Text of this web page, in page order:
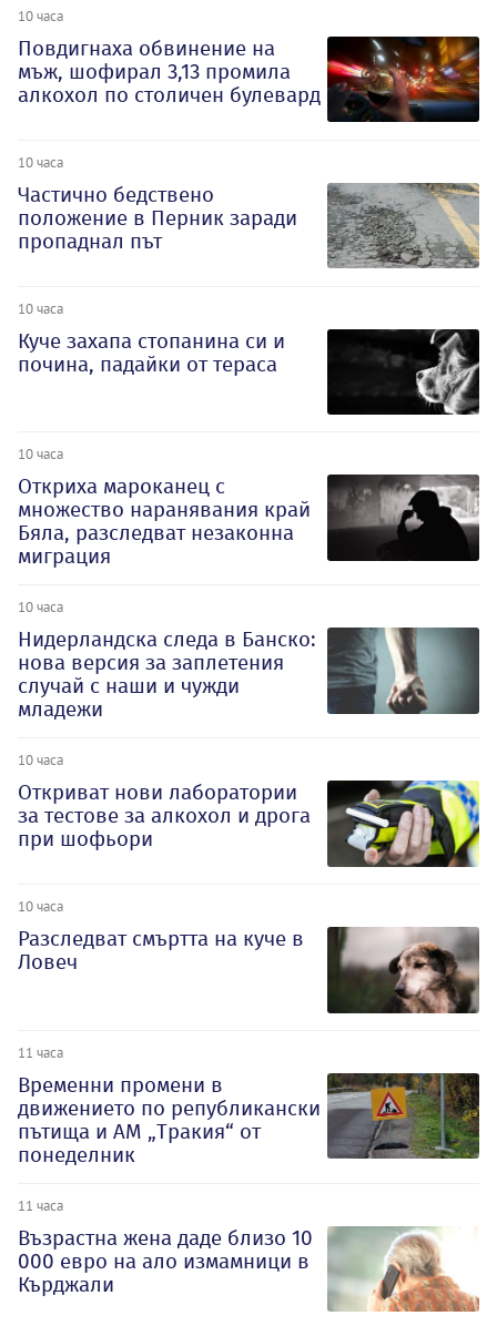
10 часа
Повдигнаха обвинение на
мъж, шофирал 3,13 промила
алкохол по столичен булевард
10 часа
Частично бедствено
положение в Перник заради
пропаднал път
10 часа
Куче захапа стопанина си и
почина, падайки от тераса
10 часа
Откриха мароканец с
множество наранявания край
Бяла, разследват незаконна
миграция
10 часа
Нидерландска следа в Банско:
нова версия за заплетения
случай с наши и чужди
младежи
10 часа
Откриват нови лаборатории
за тестове за алкохол и дрога
при шофьори
10 часа
Разследват смъртта на куче в
Ловеч
11 часа
Временни промени в
движението по републикански
пътища и АМ „Тракия“ от
понеделник
11 часа
Възрастна жена даде близо 10
000 евро на ало измамници в
Кърджали